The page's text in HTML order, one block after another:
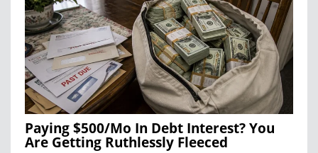
Paying $500/Mo In Debt Interest? You
Are Getting Ruthlessly Fleeced